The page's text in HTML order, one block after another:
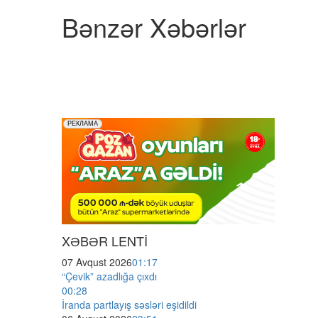
Bənzər Xəbərlər
XƏBƏR LENTİ
07 Avqust 202601:17
“Çevik” azadlığa çıxdı
00:28
İranda partlayış səsləri eşidildi